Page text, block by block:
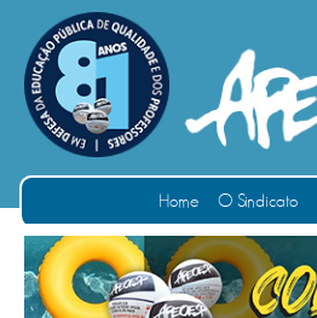
Home O Sindicato